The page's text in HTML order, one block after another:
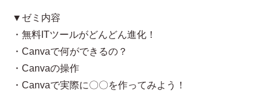
▼ゼミ内容
・無料ITツールがどんどん進化！
・Canvaで何ができるの？
・Canvaの操作
・Canvaで実際に〇〇を作ってみよう！